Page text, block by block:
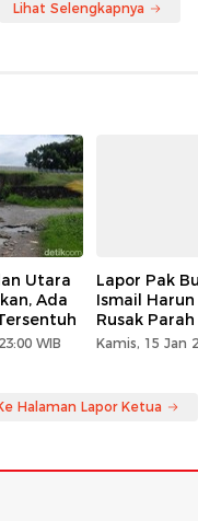
Lihat Selengkapnya
Utara
Ada
WIB
Lapor Pak
Ismail
Rusak Parah
Kamis, 15 Jan
Halaman Lapor Ketua